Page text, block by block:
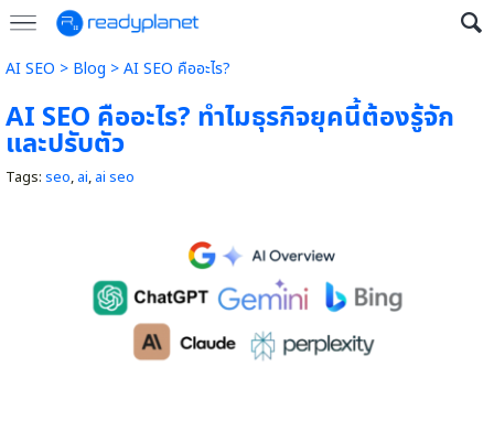
AI SEO > Blog > AI SEO คืออะไร?
AI SEO คืออะไร? ทำไมธุรกิจยุคนี้ต้องรู้จัก
และปรับตัว
Tags: seo, ai, ai seo